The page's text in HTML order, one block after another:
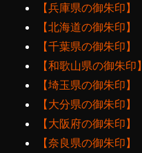
【兵庫県の御朱印】
【北海道の御朱印】
【千葉県の御朱印】
【和歌山県の御朱印】
【埼玉県の御朱印】
【大分県の御朱印】
【大阪府の御朱印】
【奈良県の御朱印】